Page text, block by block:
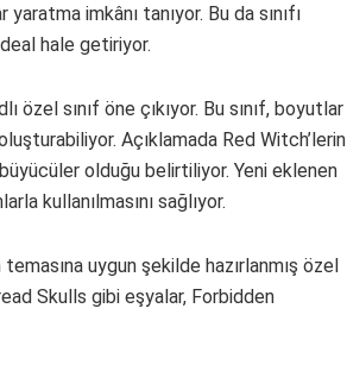
imkânı tanıyor. Bu da sınıfı
hale getiriyor.
sınıf öne çıkıyor. Bu sınıf, boyutlar
Açıklamada Red Witch’lerin
olduğu belirtiliyor. Yeni eklenen
kullanılmasını sağlıyor.
uygun şekilde hazırlanmış özel
Skulls gibi eşyalar, Forbidden